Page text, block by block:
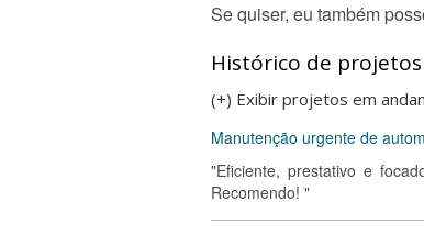
Se quiser, eu também
Histórico de projetos
(+) Exibir projetos em
Manutenção urgente de
"Eficiente, prestativo e
Recomendo! "